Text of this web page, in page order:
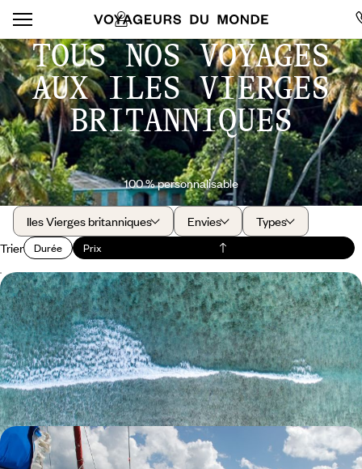
TOUS NOS VOYAGES
AUX ILES VIERGES
BRITANNIQUES
100 % personnalisable
Iles Vierges britanniques Envies
Types
Trier
Durée Prix
Cartes postales caribéennes - Après Saint-Martin,
retraite au calme sur Tortola
Après l'animation de Saint-Martin, s'envoler pour la quiétude des Îles
Vierges Britanniques, paradis originel
9 jours, de 4100 à 5200 €
Les Caraïbes intimes - Catamaran privé et Guana